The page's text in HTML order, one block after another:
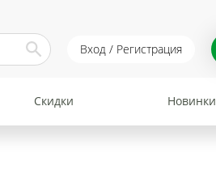
Вход / Регистрация
Скидки Новинки